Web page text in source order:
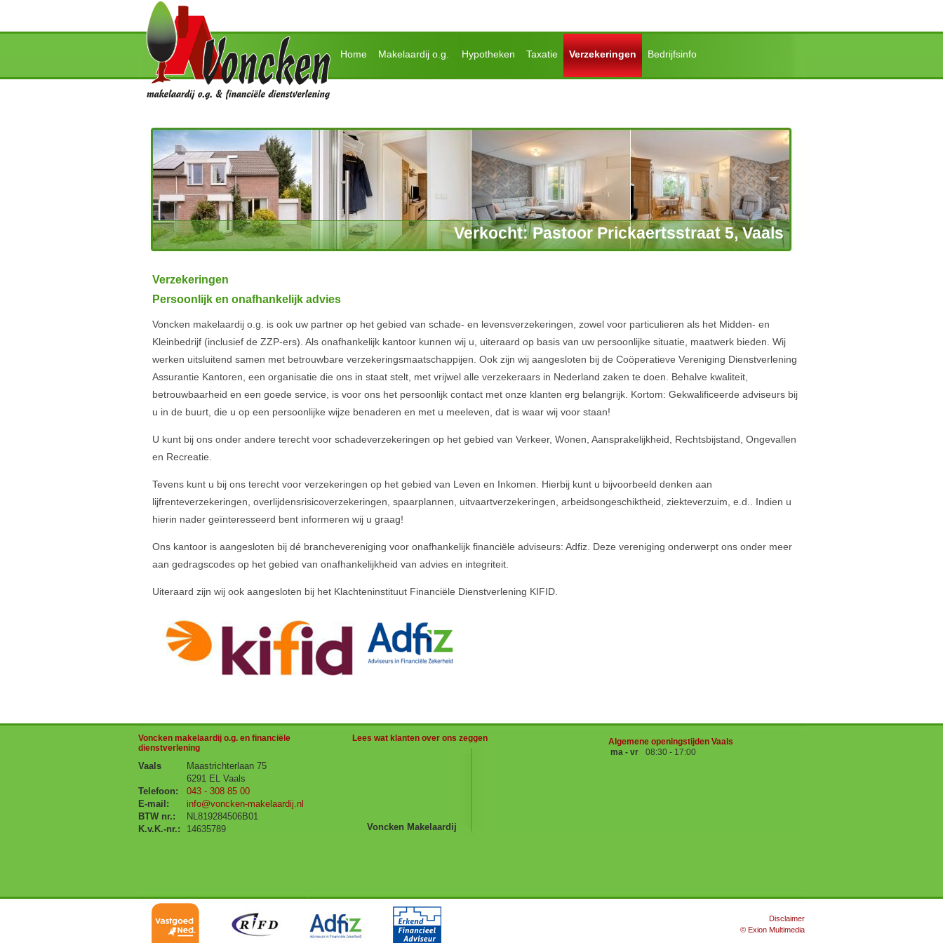
Home Makelaardij o.g. Hypotheken Taxatie Verzekeringen Bedrijfsinfo
Verkocht: Pastoor Prickaertsstraat 5, Vaals
Verzekeringen
Persoonlijk en onafhankelijk advies
Voncken makelaardij o.g. is ook uw partner op het gebied van schade- en levensverzekeringen, zowel voor particulieren als het Midden- en
Kleinbedrijf (inclusief de ZZP-ers). Als onafhankelijk kantoor kunnen wij u, uiteraard op basis van uw persoonlijke situatie, maatwerk bieden. Wij
werken uitsluitend samen met betrouwbare verzekeringsmaatschappijen. Ook zijn wij aangesloten bij de Coöperatieve Vereniging Dienstverlening
Assurantie Kantoren, een organisatie die ons in staat stelt, met vrijwel alle verzekeraars in Nederland zaken te doen. Behalve kwaliteit,
betrouwbaarheid en een goede service, is voor ons het persoonlijk contact met onze klanten erg belangrijk. Kortom: Gekwalificeerde adviseurs bij
u in de buurt, die u op een persoonlijke wijze benaderen en met u meeleven, dat is waar wij voor staan!
U kunt bij ons onder andere terecht voor schadeverzekeringen op het gebied van Verkeer, Wonen, Aansprakelijkheid, Rechtsbijstand, Ongevallen
en Recreatie.
Tevens kunt u bij ons terecht voor verzekeringen op het gebied van Leven en Inkomen. Hierbij kunt u bijvoorbeeld denken aan
lijfrenteverzekeringen, overlijdensrisicoverzekeringen, spaarplannen, uitvaartverzekeringen, arbeidsongeschiktheid, ziekteverzuim, e.d.. Indien u
hierin nader geïnteresseerd bent informeren wij u graag!
Ons kantoor is aangesloten bij dé branchevereniging voor onafhankelijk financiële adviseurs: Adfiz. Deze vereniging onderwerpt ons onder meer
aan gedragscodes op het gebied van onafhankelijkheid van advies en integriteit.
Uiteraard zijn wij ook aangesloten bij het Klachteninstituut Financiële Dienstverlening KIFID.
Voncken makelaardij o.g. en financiële
dienstverlening
Vaals
Maastrichterlaan 75
6291 EL Vaals
Telefoon: 043 - 308 85 00
E-mail:
info@voncken-makelaardij.nl
BTW nr.:
NL819284506B01
K.v.K.-nr.:
14635789
Lees wat klanten over ons zeggen
Voncken Makelaardij
Algemene openingstijden Vaals
ma - vr
08:30 - 17:00
Disclaimer
© Exion Multimedia